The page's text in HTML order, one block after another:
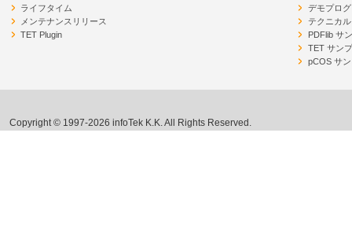
ライフタイム
メンテナンスリリース
TET Plugin
デモプロ
テクニカ
PDFlib サ
TET サン
pCOS サ
Copyright © 1997-2026 infoTek K.K. All Rights Reserved.